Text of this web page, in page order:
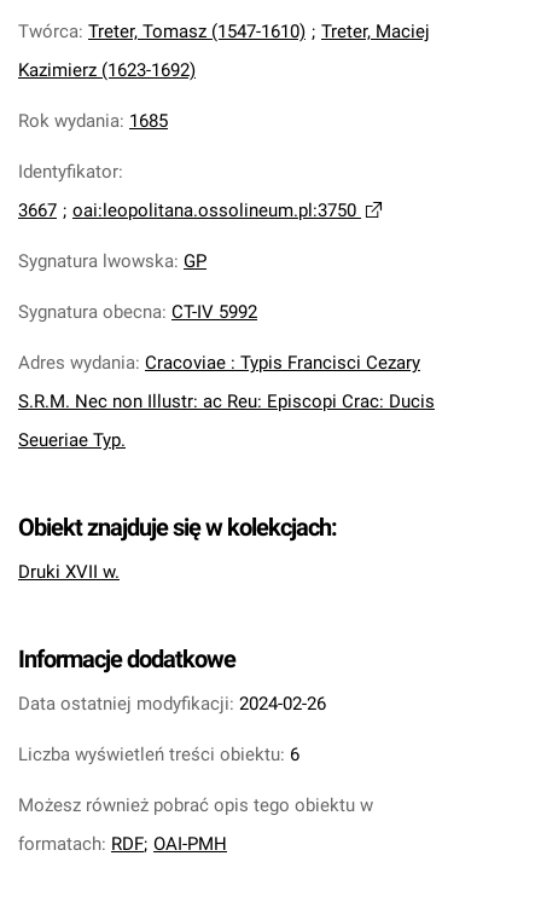
Twórca: Treter, Tomasz (1547-1610) ; Treter, Maciej
Kazimierz (1623-1692)
Rok wydania: 1685
Identyfikator:
3667 ; oai:leopolitana.ossolineum.pl:3750
Sygnatura lwowska: GP
Sygnatura obecna: CT-IV 5992
Adres wydania: Cracoviae : Typis Francisci Cezary
S.R.M. Nec non Illustr: ac Reu: Episcopi Crac: Ducis
Seueriae Typ.
Obiekt znajduje się w kolekcjach:
Druki XVII w.
Informacje dodatkowe
Data ostatniej modyfikacji: 2024-02-26
Liczba wyświetleń treści obiektu: 6
Możesz również pobrać opis tego obiektu w
formatach: RDF; OAI-PMH